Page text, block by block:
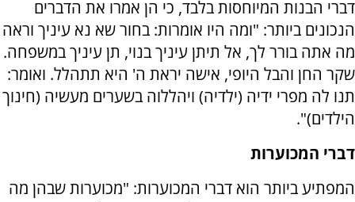
דברי הבנות המיוחסות בלבד, כי הן אמרו את הדברים
הנכונים ביותר: "ומה היו אומרות: בחור שא נא עיניך וראה
מה אתה בורר לך, אל תיתן עיניך בנוי, תן עיניך במשפחה.
שקר החן והבל היופי, אישה יראת ה' היא תתהלל. ואומר:
תנו לה מפרי ידיה (ילדיה) ויהללוה בשערים מעשיה (חינוך
הילדים)".
דברי המכוערות
המפתיע ביותר הוא דברי המכוערות: "מכוערות שבהן מה